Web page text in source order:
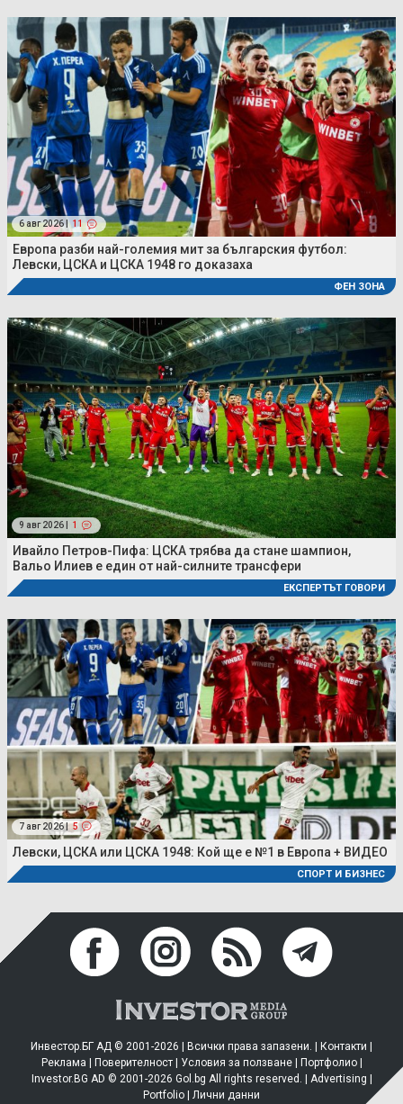
6 авг 2026 | 11
Европа разби най-големия мит за българския футбол:
Левски, ЦСКА и ЦСКА 1948 го доказаха
ФЕН ЗОНА
9 авг 2026 | 1
Ивайло Петров-Пифа: ЦСКА трябва да стане шампион,
Вальо Илиев е един от най-силните трансфери
ЕКСПЕРТЪТ ГОВОРИ
7 авг 2026 | 5
Левски, ЦСКА или ЦСКА 1948: Кой ще е №1 в Европа + ВИДЕО
СПОРТ И БИЗНЕС
Инвестор.БГ АД © 2001-2026 | Всички права запазени. | Контакти |
Реклама | Поверителност| Условия за ползване| Портфолио|
Investor.BG AD © 2001-2026 Gol.bg All rights reserved. | Advertising |
Portfolio | Лични данни